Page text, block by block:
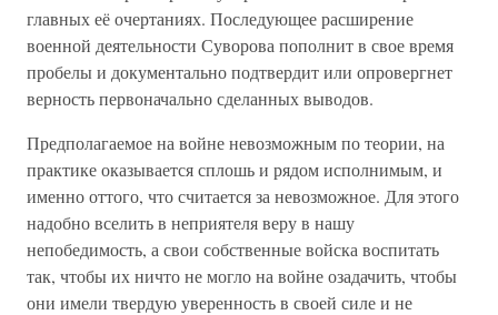
главных её очертаниях. Последующее расширение
военной деятельности Суворова пополнит в свое время
пробелы и документально подтвердит или опровергнет
верность первоначально сделанных выводов.
Предполагаемое на войне невозможным по теории, на
практике оказывается сплошь и рядом исполнимым, и
именно оттого, что считается за невозможное. Для этого
надобно вселить в неприятеля веру в нашу
непобедимость, а свои собственные войска воспитать
так, чтобы их ничто не могло на войне озадачить, чтобы
они имели твердую уверенность в своей силе и не